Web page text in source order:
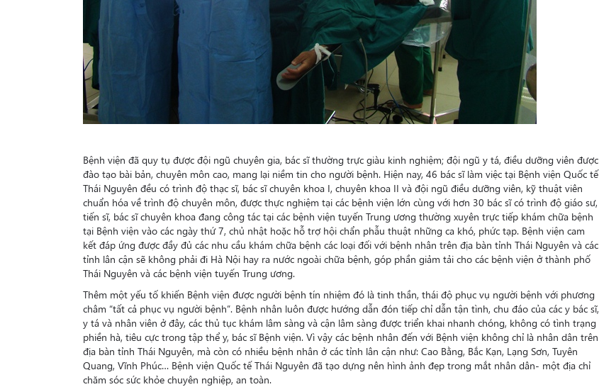
Bệnh viện đã quy tụ được đội ngũ chuyên gia, bác sĩ thường trực giàu kinh nghiệm; đội ngũ y tá, điều dưỡng viên được
đào tạo bài bản, chuyên môn cao, mang lại niềm tin cho người bệnh. Hiện nay, 46 bác sĩ làm việc tại Bệnh viện Quốc tế
Thái Nguyên đều có trình độ thạc sĩ, bác sĩ chuyên khoa I, chuyên khoa II và đội ngũ điều dưỡng viên, kỹ thuật viên
chuẩn hóa về trình độ chuyên môn, được thực nghiệm tại các bệnh viện lớn cùng với hơn 30 bác sĩ có trình độ giáo sư,
tiến sĩ, bác sĩ chuyên khoa đang công tác tại các bệnh viện tuyến Trung ương thường xuyên trực tiếp khám chữa bệnh
tại Bệnh viện vào các ngày thứ 7, chủ nhật hoặc hỗ trợ hội chẩn phẫu thuật những ca khó, phức tạp. Bệnh viện cam
kết đáp ứng được đầy đủ các nhu cầu khám chữa bệnh các loại đối với bệnh nhân trên địa bàn tỉnh Thái Nguyên và các
tỉnh lân cận sẽ không phải đi Hà Nội hay ra nước ngoài chữa bệnh, góp phần giảm tải cho các bệnh viện ở thành phố
Thái Nguyên và các bệnh viện tuyến Trung ương.
Thêm một yếu tố khiến Bệnh viện được người bệnh tín nhiệm đó là tinh thần, thái độ phục vụ người bệnh với phương
châm “tất cả phục vụ người bệnh”. Bệnh nhân luôn được hướng dẫn đón tiếp chỉ dẫn tận tình, chu đáo của các y bác sĩ,
y tá và nhân viên ở đây, các thủ tục khám lâm sàng và cận lâm sàng được triển khai nhanh chóng, không có tình trạng
phiền hà, tiêu cực trong tập thể y, bác sĩ Bệnh viện. Vì vậy các bệnh nhân đến với Bệnh viện không chỉ là nhân dân trên
địa bàn tỉnh Thái Nguyên, mà còn có nhiều bệnh nhân ở các tỉnh lân cận như: Cao Bằng, Bắc Kạn, Lạng Sơn, Tuyên
Quang, Vĩnh Phúc… Bệnh viện Quốc tế Thái Nguyên đã tạo dựng nên hình ảnh đẹp trong mắt nhân dân- một địa chỉ
chăm sóc sức khỏe chuyên nghiệp, an toàn.